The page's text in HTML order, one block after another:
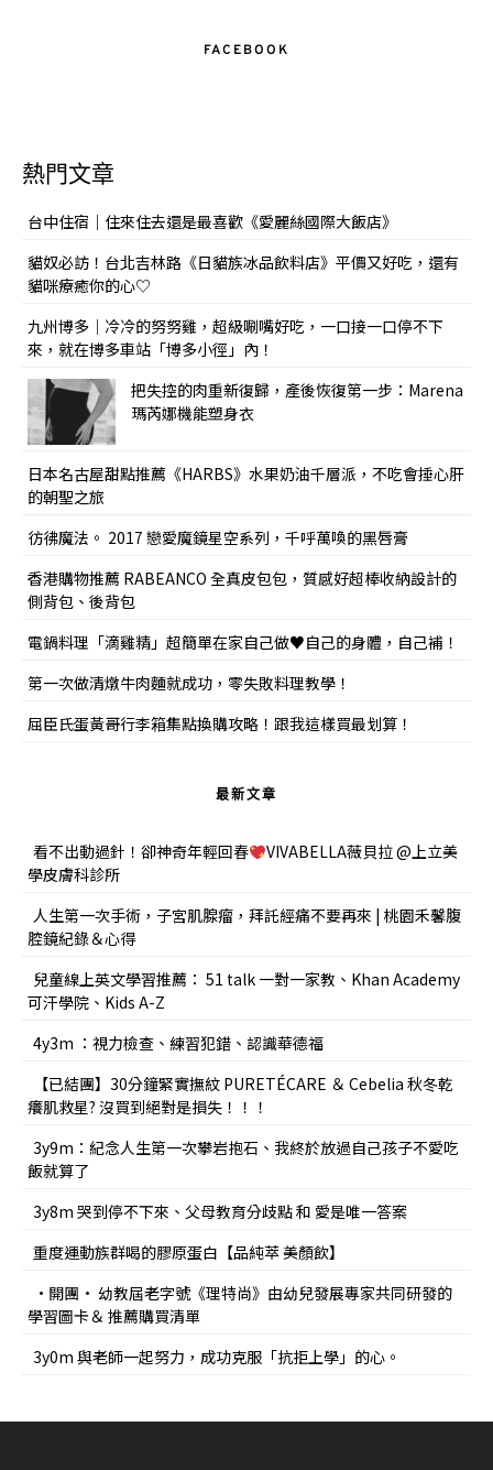
FACEBOOK
熱門文章
台中住宿｜住來住去還是最喜歡《愛麗絲國際大飯店》
貓奴必訪！台北吉林路《日貓族冰品飲料店》平價又好吃，還有
貓咪療癒你的心♡
九州博多｜冷冷的努努雞，超級唰嘴好吃，一口接一口停不下
來，就在博多車站「博多小徑」內！
把失控的肉重新復歸，產後恢復第一步：Marena
瑪芮娜機能塑身衣
日本名古屋甜點推薦《HARBS》水果奶油千層派，不吃會捶心肝
的朝聖之旅
彷彿魔法。 2017 戀愛魔鏡星空系列，千呼萬喚的黑唇膏
香港購物推薦 RABEANCO 全真皮包包，質感好超棒收納設計的
側背包、後背包
電鍋料理「滴雞精」超簡單在家自己做♥自己的身體，自己補！
第一次做清燉牛肉麵就成功，零失敗料理教學！
屈臣氏蛋黃哥行李箱集點換購攻略！跟我這樣買最划算！
最新文章
看不出動過針！卻神奇年輕回春
VIVABELLA薇貝拉 @上立美
學皮膚科診所
人生第一次手術，子宮肌腺瘤，拜託經痛不要再來 | 桃園禾馨腹
腔鏡紀錄＆心得
兒童線上英文學習推薦： 51 talk 一對一家教、Khan Academy
可汗學院、Kids A-Z
4y3m ：視力檢查、練習犯錯、認識華德福
【已結團】30分鐘緊實撫紋 PURETÉCARE ＆ Cebelia 秋冬乾
癢肌救星? 沒買到絕對是損失！！！
3y9m：紀念人生第一次攀岩抱石、我終於放過自己孩子不愛吃
飯就算了
3y8m 哭到停不下來、父母教育分歧點 和 愛是唯一答案
重度運動族群喝的膠原蛋白【品純萃 美顏飲】
•開團• 幼教屆老字號《理特尚》由幼兒發展專家共同研發的
學習圖卡＆ 推薦購買清單
3y0m 與老師一起努力，成功克服「抗拒上學」的心。